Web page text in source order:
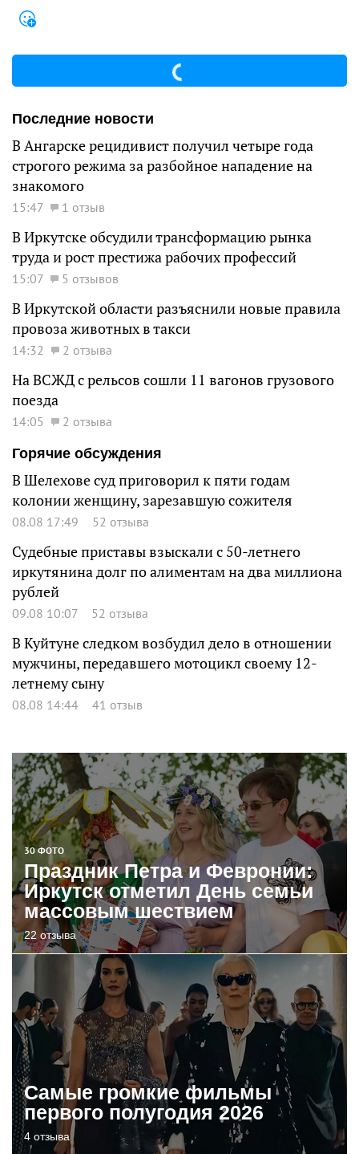
Последние новости
В Ангарске рецидивист получил четыре года
строгого режима за разбойное нападение на
знакомого
15:47 1 отзыв
В Иркутске обсудили трансформацию рынка
труда и рост престижа рабочих профессий
15:07 5 отзывов
В Иркутской области разъяснили новые правила
провоза животных в такси
14:32 2 отзыва
На ВСЖД с рельсов сошли 11 вагонов грузового
поезда
14:05
2 отзыва
Горячие обсуждения
В Шелехове суд приговорил к пяти годам
колонии женщину, зарезавшую сожителя
08.08 17:49 52 отзыва
Судебные приставы взыскали с 50-летнего
иркутянина долг по алиментам на два миллиона
рублей
09.08 10:07 52 отзыва
В Куйтуне следком возбудил дело в отношении
мужчины, передавшего мотоцикл своему 12-
летнему сыну
08.08 14:44 41 отзыв
30 ФОТО
Праздник Петра и Февронии:
Иркутск отметил День семьи
массовым шествием
22 отзыва
Самые громкие фильмы
первого полугодия 2026
4 отзыва